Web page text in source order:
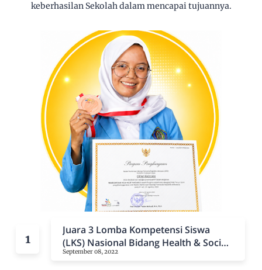
keberhasilan Sekolah dalam mencapai tujuannya.
Juara 3 Lomba Kompetensi Siswa
(LKS) Nasional Bidang Health & Social
Care Tahun 2022
September 08, 2022